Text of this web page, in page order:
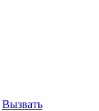
Вызвать